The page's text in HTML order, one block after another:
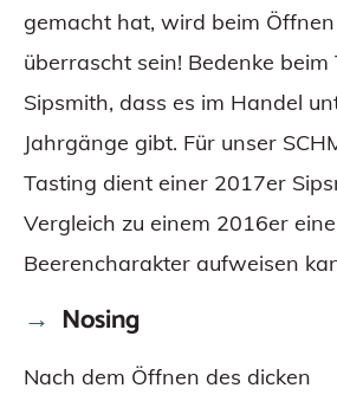
gemacht hat, wird beim
überrascht sein! Bedenke beim
Sipsmith, dass es im Handel
Jahrgänge gibt. Für unser
Tasting dient einer 2017er
Vergleich zu einem 2016er
Beerencharakter aufweisen
Nosing
Nach dem Öffnen des dicken